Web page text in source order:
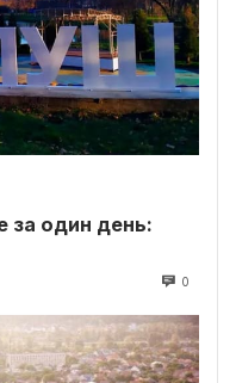
за один день:
0